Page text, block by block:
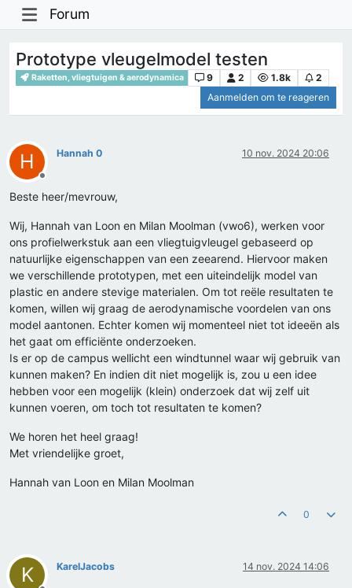
Forum
Prototype vleugelmodel testen
Raketten, vliegtuigen & aerodynamica 9 2 1.8k
2
Aanmelden om te reageren
H
Offline
Hannah 0 10 nov. 2024 20:06
Beste heer/mevrouw,
Wij, Hannah van Loon en Milan Moolman (vwo6), werken voor
ons profielwerkstuk aan een vliegtuigvleugel gebaseerd op
natuurlijke eigenschappen van een zeearend. Hiervoor maken
we verschillende prototypen, met een uiteindelijk model van
plastic en andere stevige materialen. Om tot reële resultaten te
komen, willen wij graag de aerodynamische voordelen van ons
model aantonen. Echter komen wij momenteel niet tot ideeën als
het gaat om efficiënte onderzoeken.
Is er op de campus wellicht een windtunnel waar wij gebruik van
kunnen maken? En indien dit niet mogelijk is, zou u een idee
hebben voor een mogelijk (klein) onderzoek dat wij zelf uit
kunnen voeren, om toch tot resultaten te komen?
We horen het heel graag!
Met vriendelijke groet,
Hannah van Loon en Milan Moolman
0
K KarelJacobs 14 nov. 2024 14:06